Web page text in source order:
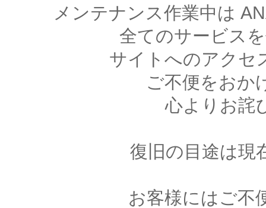
メンテナンス作業中は
全てのサービス
サイトへのアクセ
ご不便をおか
心よりお詫
復旧の目途は現
お客様にはご不